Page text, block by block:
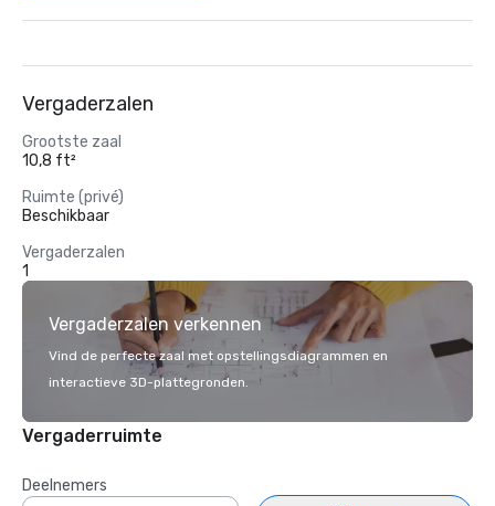
Vergaderzalen
Grootste zaal
10,8 ft²
Ruimte (privé)
Beschikbaar
Vergaderzalen
1
Vergaderzalen verkennen
Vind de perfecte zaal met opstellingsdiagrammen en
interactieve 3D-plattegronden.
Vergaderruimte
Deelnemers